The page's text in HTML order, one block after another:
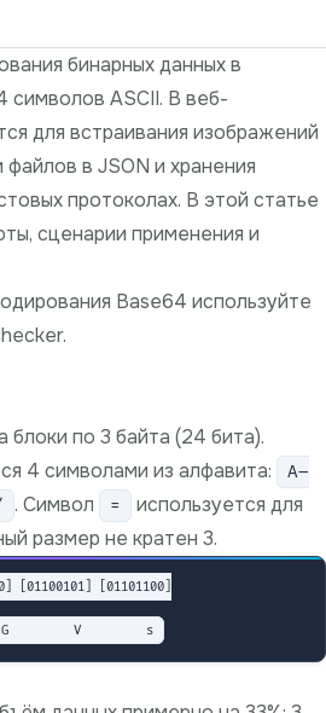
бинарных данных в
символов ASCII. В веб-
для встраивания изображений
в JSON и хранения
протоколах. В этой статье
сценарии применения и
Base64 используйте
.
по 3 байта (24 бита).
4 символами из алфавита:
A–
. Символ =
используется для
размер не кратен 3.
[01100101] [01101100]